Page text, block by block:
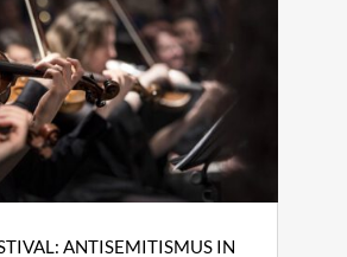
ANTISEMITISMUS IN